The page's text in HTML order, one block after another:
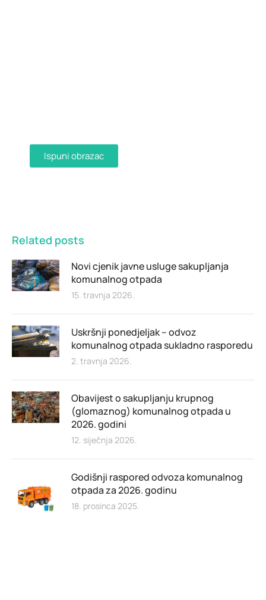
Ispuni obrazac
Related posts
Novi cjenik javne usluge sakupljanja
komunalnog otpada
15. travnja 2026.
Uskršnji ponedjeljak – odvoz
komunalnog otpada sukladno rasporedu
2. travnja 2026.
Obavijest o sakupljanju krupnog
(glomaznog) komunalnog otpada u
2026. godini
12. siječnja 2026.
Godišnji raspored odvoza komunalnog
otpada za 2026. godinu
18. prosinca 2025.